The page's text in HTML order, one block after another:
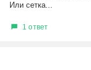
Или сетка...
1 ответ